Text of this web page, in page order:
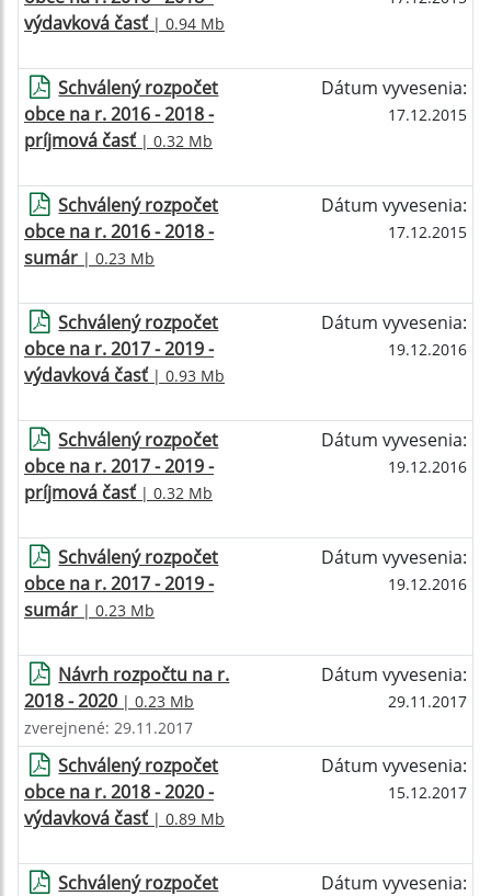
výdavková časť| 0.94 Mb
Schválený rozpočet
obce na r. 2016 - 2018 -
príjmová časť| 0.32 Mb
Dátum vyvesenia:
17.12.2015
Schválený rozpočet
obce na r. 2016 - 2018 -
sumár | 0.23 Mb
Dátum vyvesenia:
17.12.2015
Schválený rozpočet
obce na r. 2017 - 2019 -
výdavková časť| 0.93 Mb
Dátum vyvesenia:
19.12.2016
Schválený rozpočet
obce na r. 2017 - 2019 -
príjmová časť| 0.32 Mb
Dátum vyvesenia:
19.12.2016
Schválený rozpočet
obce na r. 2017 - 2019 -
sumár | 0.23 Mb
Dátum vyvesenia:
19.12.2016
Návrh rozpočtu na r.
2018 - 2020 | 0.23 Mb
Dátum vyvesenia:
29.11.2017
zverejnené: 29.11.2017
Schválený rozpočet
obce na r. 2018 - 2020 -
výdavková časť| 0.89 Mb
Dátum vyvesenia:
15.12.2017
Schválený rozpočet
Dátum vyvesenia: